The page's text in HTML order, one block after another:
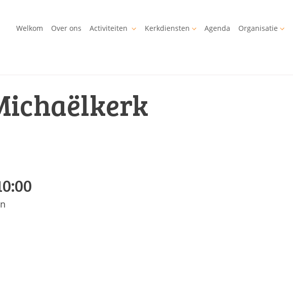
Welkom Over ons Activiteiten Kerkdiensten Agenda Organisatie